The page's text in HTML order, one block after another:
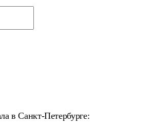
в Санкт-Петербурге: